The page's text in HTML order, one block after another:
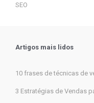
SEO
Artigos mais lidos
10 frases de técnicas de
3 Estratégias de Vendas